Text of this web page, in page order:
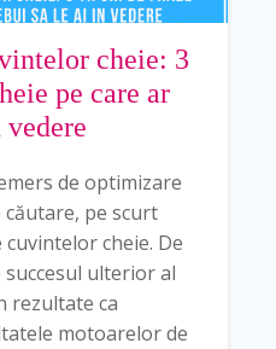
cheie: 3
pe care ar
de optimizare
pe scurt
cuvintelor cheie. De
succesul ulterior al
rezultate ca
motoarelor de